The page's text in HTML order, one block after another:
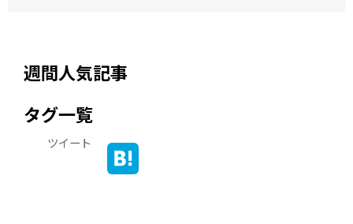
週間人気記事
タグ一覧
ツイート